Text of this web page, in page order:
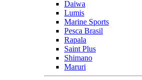
Daiwa
Lumis
Marine Sports
Pesca Brasil
Rapala
Saint Plus
Shimano
Maruri